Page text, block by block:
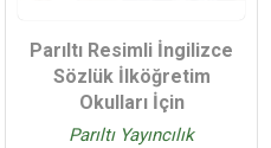
Parıltı Resimli İngilizce
Sözlük İlköğretim
Okulları İçin
Parıltı Yayıncılık